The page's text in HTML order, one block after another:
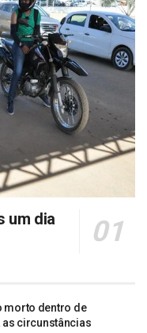
um dia
morto dentro de
as circunstâncias